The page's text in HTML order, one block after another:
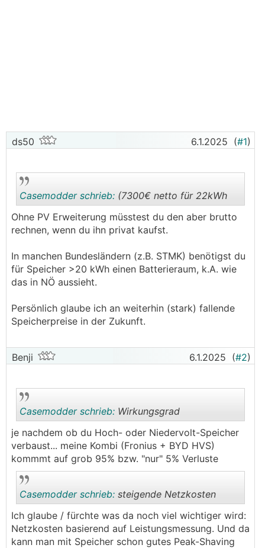
ds50 6.1.2025 (#1)
Casemodder schrieb: (7300€ netto für 22kWh
Ohne PV Erweiterung müsstest du den aber brutto
rechnen, wenn du ihn privat kaufst.
In manchen Bundesländern (z.B. STMK) benötigst du
für Speicher >20 kWh einen Batterieraum, k.A. wie
das in NÖ aussieht.
Persönlich glaube ich an weiterhin (stark) fallende
Speicherpreise in der Zukunft.
Benji 6.1.2025 (#2)
..
Casemodder schrieb: Wirkungsgrad
je nachdem ob du Hoch- oder Niedervolt-Speicher
verbaust... meine Kombi (Fronius + BYD HVS)
kommmt auf grob 95% bzw. "nur" 5% Verluste
..
Casemodder schrieb: steigende Netzkosten
Ich glaube / fürchte was da noch viel wichtiger wird:
Netzkosten basierend auf Leistungsmessung. Und da
kann man mit Speicher schon gutes Peak-Shaving